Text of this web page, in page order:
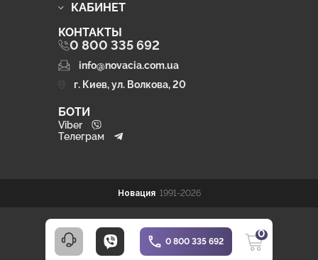
0 800 335 692
0
КАБИНЕТ
КОНТАКТЫ
0 800 335 692
info@novacia.com.ua
г. Киев, ул. Волкова, 20
БОТИ
Viber
Телеграм
Новация 1991-2026